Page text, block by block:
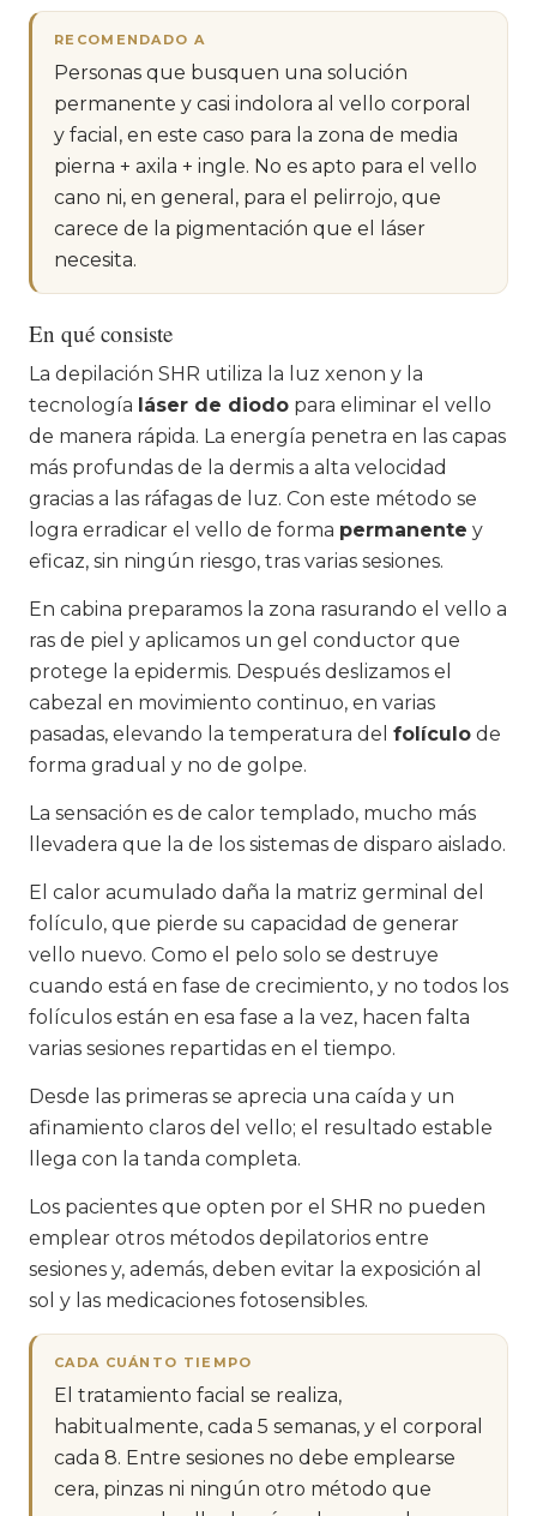
RECOMENDADO A
Personas que busquen una solución
permanente y casi indolora al vello corporal
y facial, en este caso para la zona de media
pierna + axila + ingle. No es apto para el vello
cano ni, en general, para el pelirrojo, que
carece de la pigmentación que el láser
necesita.
En qué consiste
La depilación SHR utiliza la luz xenon y la
tecnología láser de diodo para eliminar el vello
de manera rápida. La energía penetra en las capas
más profundas de la dermis a alta velocidad
gracias a las ráfagas de luz. Con este método se
logra erradicar el vello de forma permanente y
eficaz, sin ningún riesgo, tras varias sesiones.
En cabina preparamos la zona rasurando el vello a
ras de piel y aplicamos un gel conductor que
protege la epidermis. Después deslizamos el
cabezal en movimiento continuo, en varias
pasadas, elevando la temperatura del folículo de
forma gradual y no de golpe.
La sensación es de calor templado, mucho más
llevadera que la de los sistemas de disparo aislado.
El calor acumulado daña la matriz germinal del
folículo, que pierde su capacidad de generar
vello nuevo. Como el pelo solo se destruye
cuando está en fase de crecimiento, y no todos los
folículos están en esa fase a la vez, hacen falta
varias sesiones repartidas en el tiempo.
Desde las primeras se aprecia una caída y un
afinamiento claros del vello; el resultado estable
llega con la tanda completa.
Los pacientes que opten por el SHR no pueden
emplear otros métodos depilatorios entre
sesiones y, además, deben evitar la exposición al
sol y las medicaciones fotosensibles.
CADA CUÁNTO TIEMPO
El tratamiento facial se realiza,
habitualmente, cada 5 semanas, y el corporal
cada 8. Entre sesiones no debe emplearse
cera, pinzas ni ningún otro método que